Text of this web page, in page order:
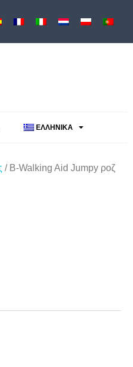
ΕΛΛΗΝΙΚΆ
/ B-Walking Aid Jumpy ροζ